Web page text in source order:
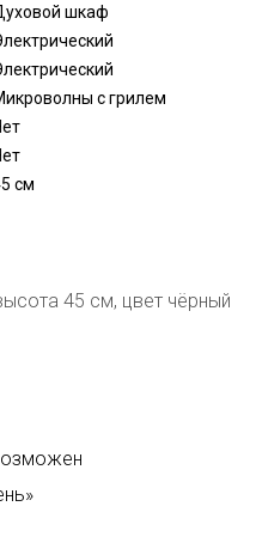
шкаф
с грилем
см
45 см, цвет чёрный